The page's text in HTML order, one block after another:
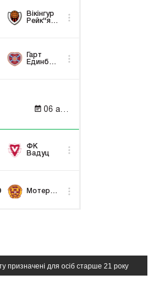
призначені для осіб старше 21 року